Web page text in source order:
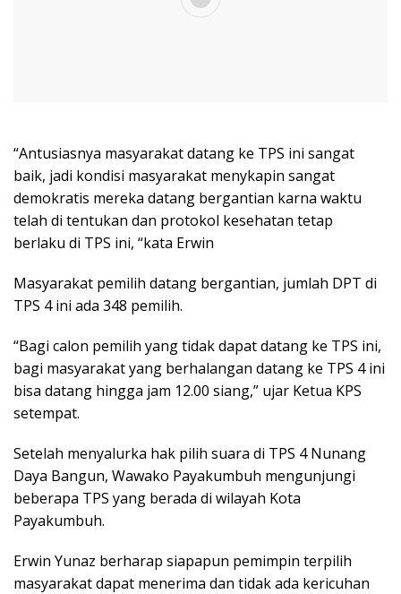
“Antusiasnya masyarakat datang ke TPS ini sangat
baik, jadi kondisi masyarakat menykapin sangat
demokratis mereka datang bergantian karna waktu
telah di tentukan dan protokol kesehatan tetap
berlaku di TPS ini, “kata Erwin
Masyarakat pemilih datang bergantian, jumlah DPT di
TPS 4 ini ada 348 pemilih.
“Bagi calon pemilih yang tidak dapat datang ke TPS ini,
bagi masyarakat yang berhalangan datang ke TPS 4 ini
bisa datang hingga jam 12.00 siang,” ujar Ketua KPS
setempat.
Setelah menyalurka hak pilih suara di TPS 4 Nunang
Daya Bangun, Wawako Payakumbuh mengunjungi
beberapa TPS yang berada di wilayah Kota
Payakumbuh.
Erwin Yunaz berharap siapapun pemimpin terpilih
masyarakat dapat menerima dan tidak ada kericuhan